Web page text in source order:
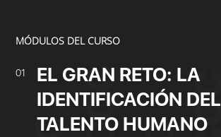
MÓDULOS DEL CURSO
01
EL GRAN RETO: LA
IDENTIFICACIÓN DEL
TALENTO HUMANO